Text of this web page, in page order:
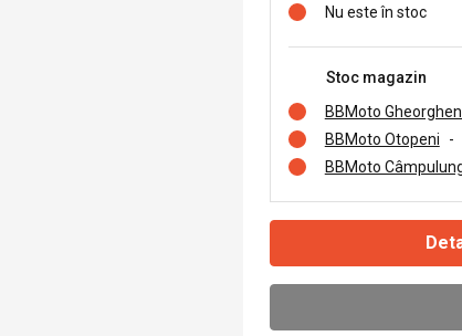
Nu este în stoc
Stoc magazin
BBMoto
BBMoto Otopeni
-
BBMoto